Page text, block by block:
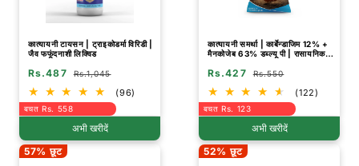
कात्यायनी टायसन | ट्राइकोडर्मा विरिडी |
जैव फफूंदनाशी लिक्विड
Rs.487 Rs.1,045
(96)
बचत Rs. 558
अभी खरीदें
कात्यायनी समर्था | कार्बेन्डाजिम 12% +
मैनकोजेब 63% डब्ल्यू पी | रासायनिक
Rs.427 Rs.550
(122)
बचत Rs. 123
अभी खरीदें
57% छूट 52% छूट